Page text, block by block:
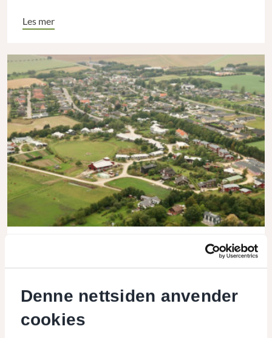
Denne nettsiden anvender
cookies
Les mer
150 mennesker beriker hverandres liv.
Les mer